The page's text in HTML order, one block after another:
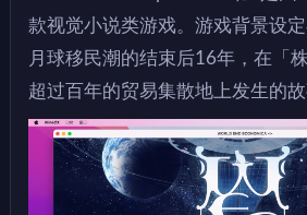
款视觉小说类游戏。游戏背景设
月球移民潮的结束后16年，在「
超过百年的贸易集散地上发生的故